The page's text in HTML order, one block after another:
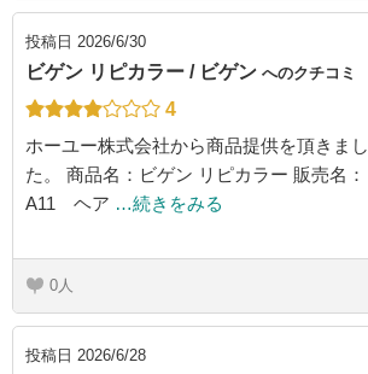
投稿日 2026/6/30
ビゲン リピカラー / ビゲン へのクチコミ
4
ホーユー株式会社から商品提供を頂きまし
た。 商品名：ビゲン リピカラー 販売名：
A11 ヘア …続きをみる
0
投稿日 2026/6/28